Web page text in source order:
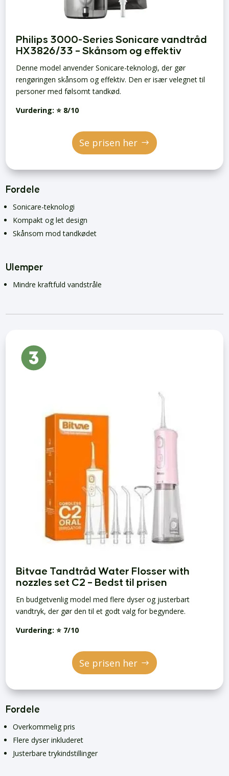
Philips 3000-Series Sonicare vandtråd
HX3826/33 – Skånsom og effektiv
Denne model anvender Sonicare-teknologi, der gør
rengøringen skånsom og effektiv. Den er især velegnet til
personer med følsomt tandkød.
Vurdering: ⭐ 8/10
Se prisen her
Fordele
Sonicare-teknologi
Kompakt og let design
Skånsom mod tandkødet
Ulemper
Mindre kraftfuld vandstråle
Bitvae Tandtråd Water Flosser with
nozzles set C2 – Bedst til prisen
En budgetvenlig model med flere dyser og justerbart
vandtryk, der gør den til et godt valg for begyndere.
Vurdering: ⭐ 7/10
Se prisen her
Fordele
Overkommelig pris
Flere dyser inkluderet
Justerbare trykindstillinger